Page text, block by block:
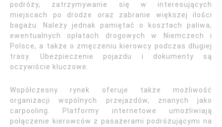
podróży, zatrzymywanie się w interesujących
miejscach po drodze oraz zabranie większej ilości
bagażu. Należy jednak pamiętać o kosztach paliwa,
ewentualnych opłatach drogowych w Niemczech i
Polsce, a także o zmęczeniu kierowcy podczas długiej
trasy. Ubezpieczenie pojazdu i dokumenty są
oczywiście kluczowe.
Współczesny rynek oferuje także możliwość
organizacji wspólnych przejazdów, znanych jako
carpooling. Platformy internetowe umożliwiają
połączenie kierowców z pasażerami podróżującymi na